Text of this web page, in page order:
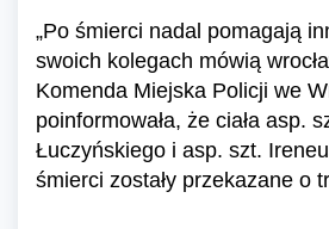
„Po śmierci nadal pomagają
swoich kolegach mówią
Komenda Miejska Policji we
poinformowała, że ciała asp.
Łuczyńskiego i asp. szt.
śmierci zostały przekazane o